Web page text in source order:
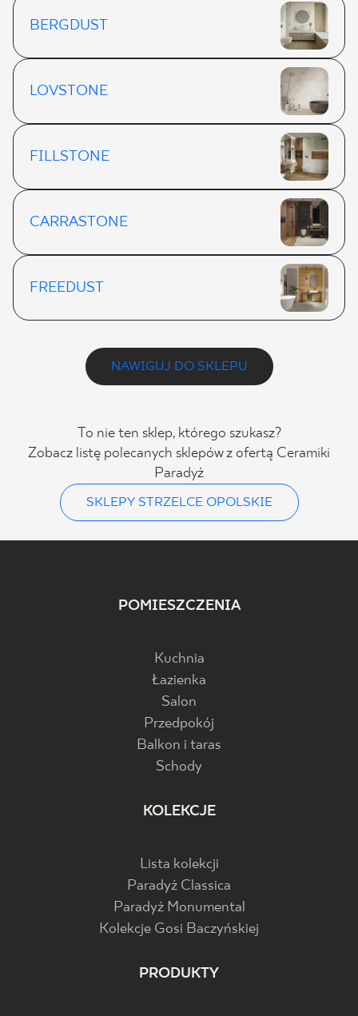
BERGDUST
LOVSTONE
FILLSTONE
CARRASTONE
FREEDUST
NAWIGUJ DO SKLEPU
To nie ten sklep, którego szukasz?
Zobacz listę polecanych sklepów z ofertą Ceramiki
Paradyż
SKLEPY STRZELCE OPOLSKIE
POMIESZCZENIA
Kuchnia
Łazienka
Salon
Przedpokój
Balkon i taras
Schody
KOLEKCJE
Lista kolekcji
Paradyż Classica
Paradyż Monumental
Kolekcje Gosi Baczyńskiej
PRODUKTY